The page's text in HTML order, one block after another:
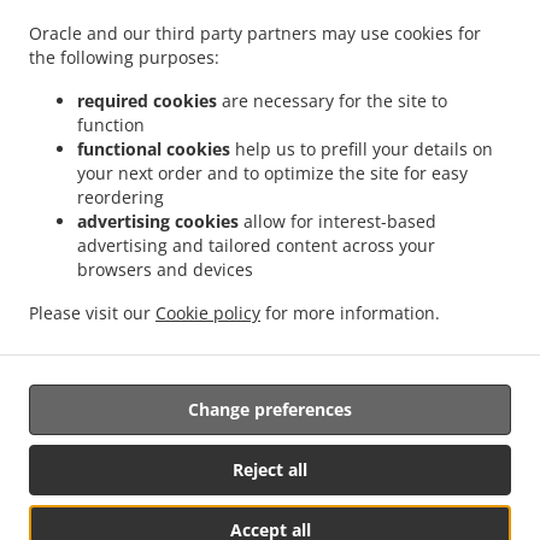
Oracle and our third party partners may use cookies for
the following purposes:
required cookies are necessary for the site to
function
functional cookies help us to prefill your details on
your next order and to optimize the site for easy
reordering
advertising cookies allow for interest-based
advertising and tailored content across your
browsers and devices
Please visit our Cookie policy for more information.
Accept all
Reject all
Change preferences
hrana sa uslugom dostave Стари Град Стари град
Morska hrana sa uslugom dostave
Стари Град . Morska hrana sa uslugom dostave Палилула
dostave Lazarevac Стари град
Morska hrana sa uslugom dostave Lazarevac
Morska hrana sa uslugom dostave Звездара
Beograd - Voždovac . Morska hrana sa uslugom dostave Стара Раковица . Morska
hrana sa uslugom dostave Остружница
Morska hrana sa uslugom dostave Стара
Morska hrana sa uslugom dostave Железник
Morska hrana sa uslugom dostave
Morska hrana sa uslugom dostave Ресник . Morska hrana sa uslugom
dostave Кнежевац . Morska hrana sa uslugom dostave Beograd - Čukarica
hrana sa uslugom dostave Beograd - Rakovica
Morska hrana sa uslugom dostave
Podržano od:
Foodbooking Online Poručivanje | www.foodbooking.rs |
info@foodbooking.rs